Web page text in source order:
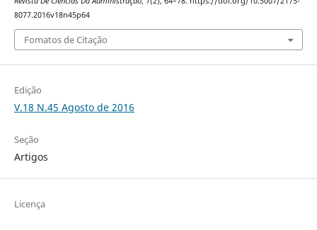
8077.2016v18n45p64
Fomatos de Citação
Edição
V.18 N.45 Agosto de 2016
Seção
Artigos
Licença